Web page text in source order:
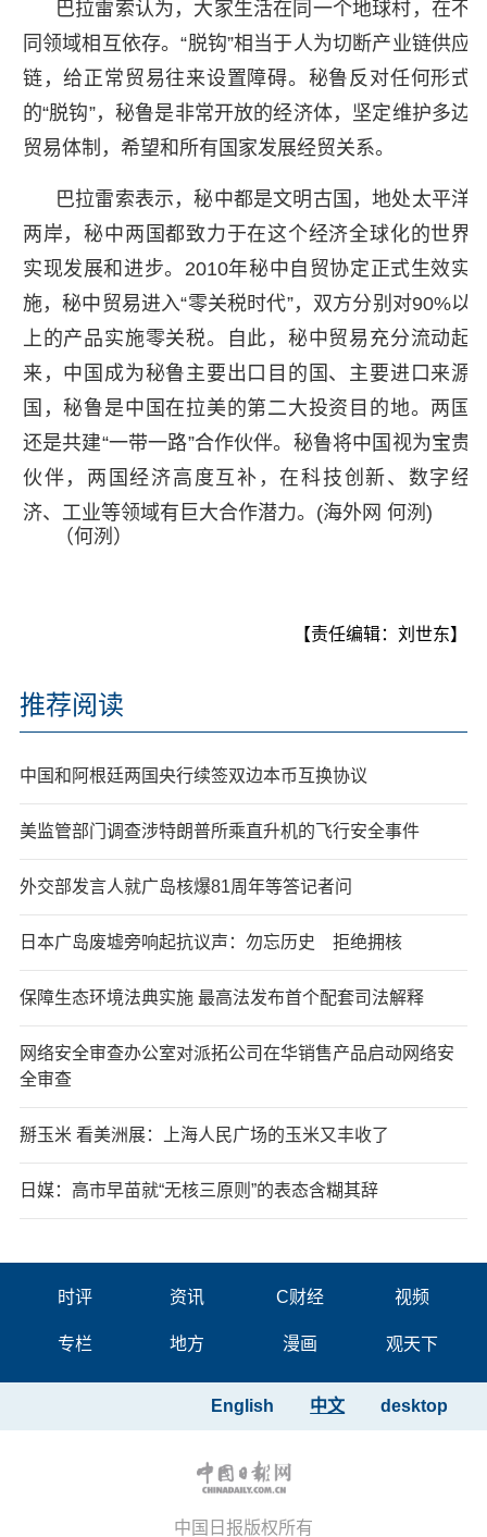
巴拉雷索认为，大家生活在同一个地球村，在不
同领域相互依存。“脱钩”相当于人为切断产业链供应
链，给正常贸易往来设置障碍。秘鲁反对任何形式
的“脱钩”，秘鲁是非常开放的经济体，坚定维护多边
贸易体制，希望和所有国家发展经贸关系。
巴拉雷索表示，秘中都是文明古国，地处太平洋
两岸，秘中两国都致力于在这个经济全球化的世界
实现发展和进步。2010年秘中自贸协定正式生效实
施，秘中贸易进入“零关税时代”，双方分别对90%以
上的产品实施零关税。自此，秘中贸易充分流动起
来，中国成为秘鲁主要出口目的国、主要进口来源
国，秘鲁是中国在拉美的第二大投资目的地。两国
还是共建“一带一路”合作伙伴。秘鲁将中国视为宝贵
伙伴，两国经济高度互补，在科技创新、数字经
济、工业等领域有巨大合作潜力。(海外网 何洌)
（何洌）
【责任编辑：刘世东】
推荐阅读
中国和阿根廷两国央行续签双边本币互换协议
美监管部门调查涉特朗普所乘直升机的飞行安全事件
外交部发言人就广岛核爆81周年等答记者问
日本广岛废墟旁响起抗议声：勿忘历史 拒绝拥核
保障生态环境法典实施 最高法发布首个配套司法解释
网络安全审查办公室对派拓公司在华销售产品启动网络安
全审查
掰玉米 看美洲展：上海人民广场的玉米又丰收了
日媒：高市早苗就“无核三原则”的表态含糊其辞
时评 资讯 C财经 视频
专栏 地方 漫画 观天下
desktop
中文
English
中国日报版权所有